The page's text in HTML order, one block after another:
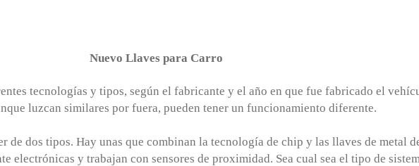
Nuevo Llaves para Carro
tecnologías y tipos, según el fabricante y el año en que fue fabricado el
luzcan similares por fuera, pueden tener un funcionamiento diferente.
de dos tipos. Hay unas que combinan la tecnología de chip y las llaves de metal
electrónicas y trabajan con sensores de proximidad. Sea cual sea el tipo de